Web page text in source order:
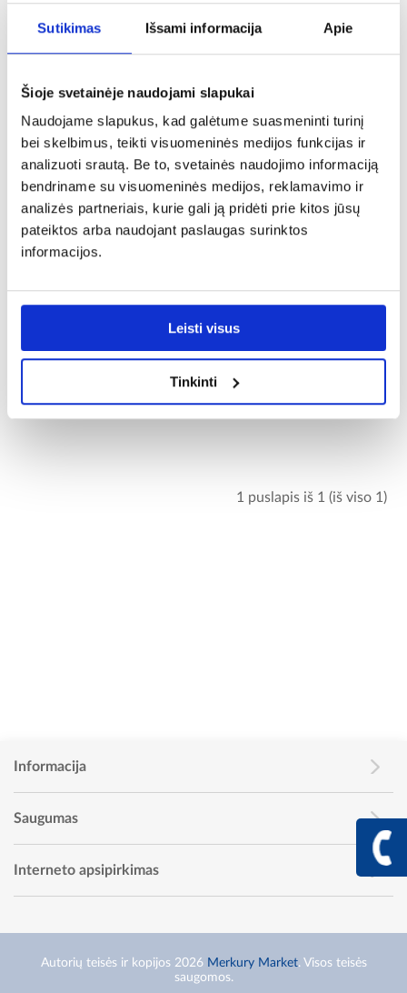
Sutikimas Išsami informacija Apie
Šioje svetainėje naudojami slapukai
Naudojame slapukus, kad galėtume suasmeninti turinį
bei skelbimus, teikti visuomeninės medijos funkcijas ir
analizuoti srautą. Be to, svetainės naudojimo informaciją
bendriname su visuomeninės medijos, reklamavimo ir
analizės partneriais, kurie gali ją pridėti prie kitos jūsų
pateiktos arba naudojant paslaugas surinktos
informacijos.
Leisti visus
Tinkinti
01EV INSERTO CARMEN
1 puslapis iš 1 (iš viso 1)
Informacija
Saugumas
Interneto apsipirkimas
Autorių teisės ir kopijos 2026 Merkury Market. Visos teisės
saugomos.
+370 617
Info linija I - V 9:00 -